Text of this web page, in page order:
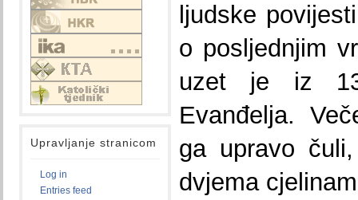
Upravljanje stranicom
Log in
Entries feed
ljudske
o posljednjim
uzet je iz
Evanđelja.
ga upravo
dvjema